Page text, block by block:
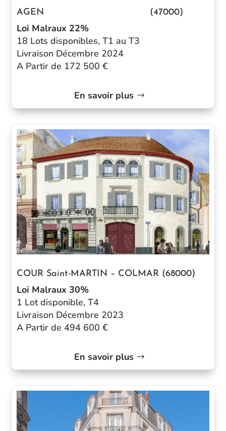
AGEN (47000)
Loi Malraux 22%
18 Lots disponibles, T1 au T3
Livraison Décembre 2024
A Partir de 172 500 €
En savoir plus
COUR Saint-MARTIN – COLMAR (68000)
Loi Malraux 30%
1 Lot disponible, T4
Livraison Décembre 2023
A Partir de 494 600 €
En savoir plus